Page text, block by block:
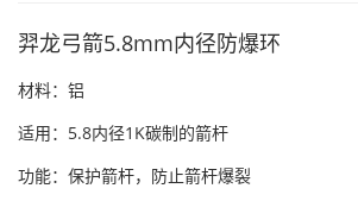
羿龙弓箭5.8mm内径防爆环
材料：铝
适用：5.8内径1K碳制的箭杆
功能：保护箭杆，防止箭杆爆裂